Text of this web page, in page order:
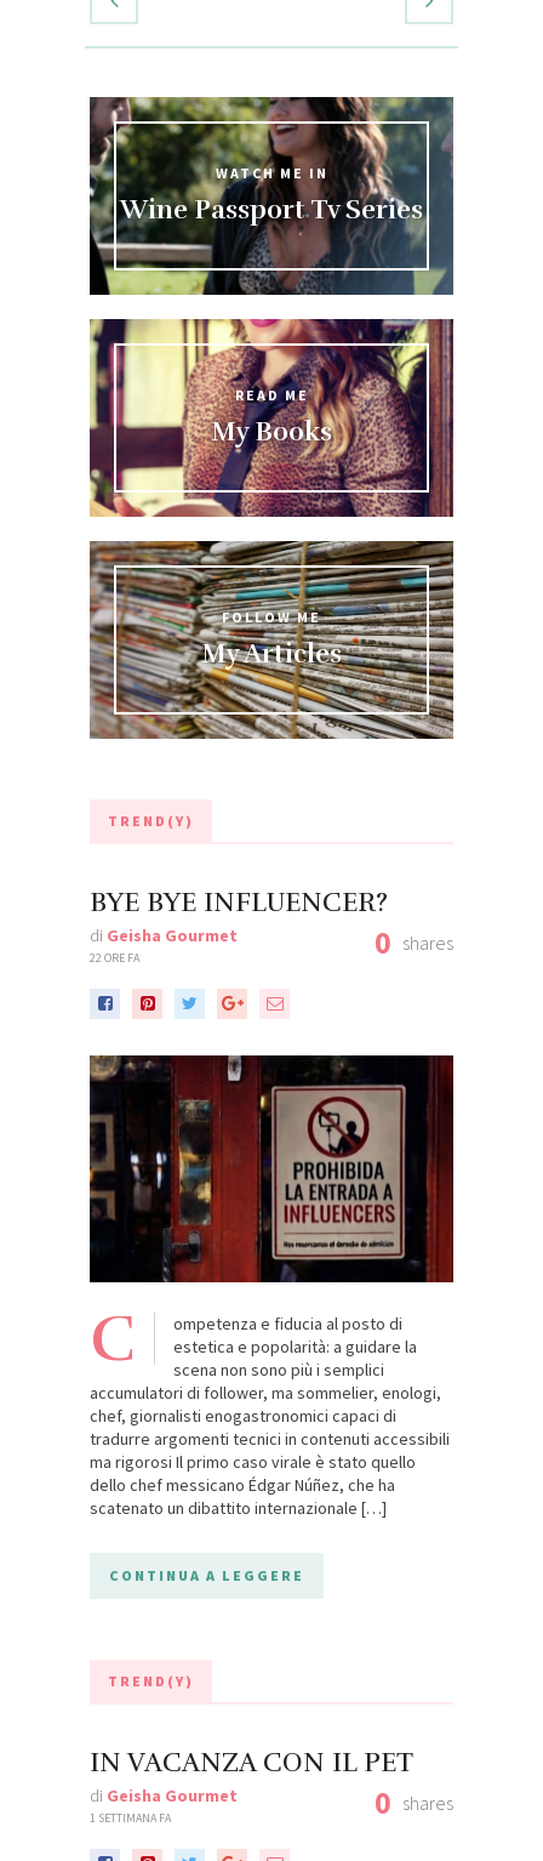
WATCH ME IN
Wine Passport Tv Series
READ ME
My Books
FOLLOW ME
My Articles
TREND(Y)
BYE BYE INFLUENCER?
di Geisha Gourmet
22 ORE FA 0 shares
C
ompetenza e fiducia al posto di
estetica e popolarità: a guidare la
scena non sono più i semplici
accumulatori di follower, ma sommelier, enologi,
chef, giornalisti enogastronomici capaci di
tradurre argomenti tecnici in contenuti accessibili
ma rigorosi Il primo caso virale è stato quello
dello chef messicano Édgar Núñez, che ha
scatenato un dibattito internazionale […]
CONTINUA A LEGGERE
TREND(Y)
IN VACANZA CON IL PET
di Geisha Gourmet
1 SETTIMANA FA 0 shares